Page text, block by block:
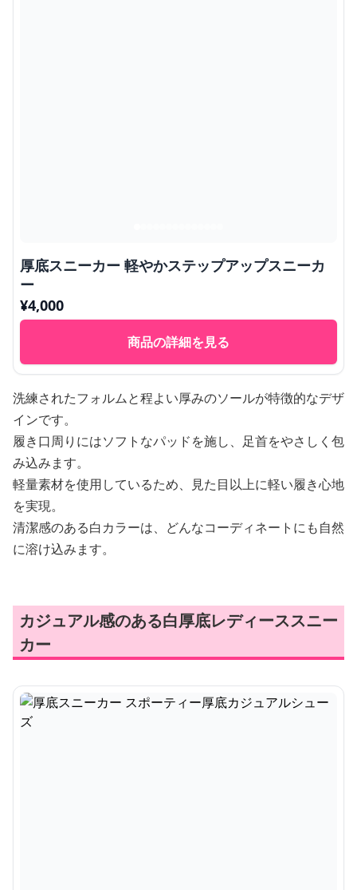
厚底スニーカー 軽やかステップアップスニーカ
ー
¥4,000
商品の詳細を見る
洗練されたフォルムと程よい厚みのソールが特徴的なデザ
インです。
履き口周りにはソフトなパッドを施し、足首をやさしく包
み込みます。
軽量素材を使用しているため、見た目以上に軽い履き心地
を実現。
清潔感のある白カラーは、どんなコーディネートにも自然
に溶け込みます。
カジュアル感のある白厚底レディーススニー
カー